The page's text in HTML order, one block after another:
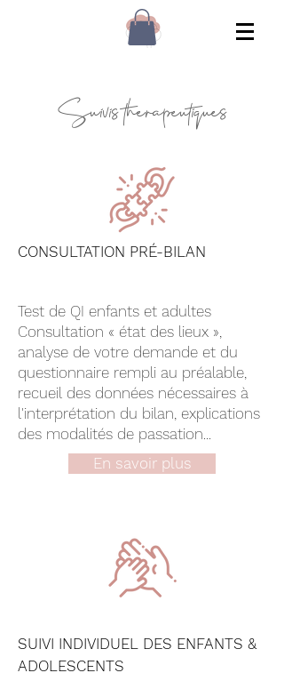
Suivis thérapeutiques
Test de QI enfants et adultes
Consultation « état des lieux »,
analyse de votre demande et du
questionnaire rempli au préalable,
recueil des données nécessaires à
l'interprétation du bilan, explications
des modalités de passation...
CONSULTATION PRÉ-BILAN
En savoir plus
SUIVI INDIVIDUEL DES ENFANTS &
ADOLESCENTS